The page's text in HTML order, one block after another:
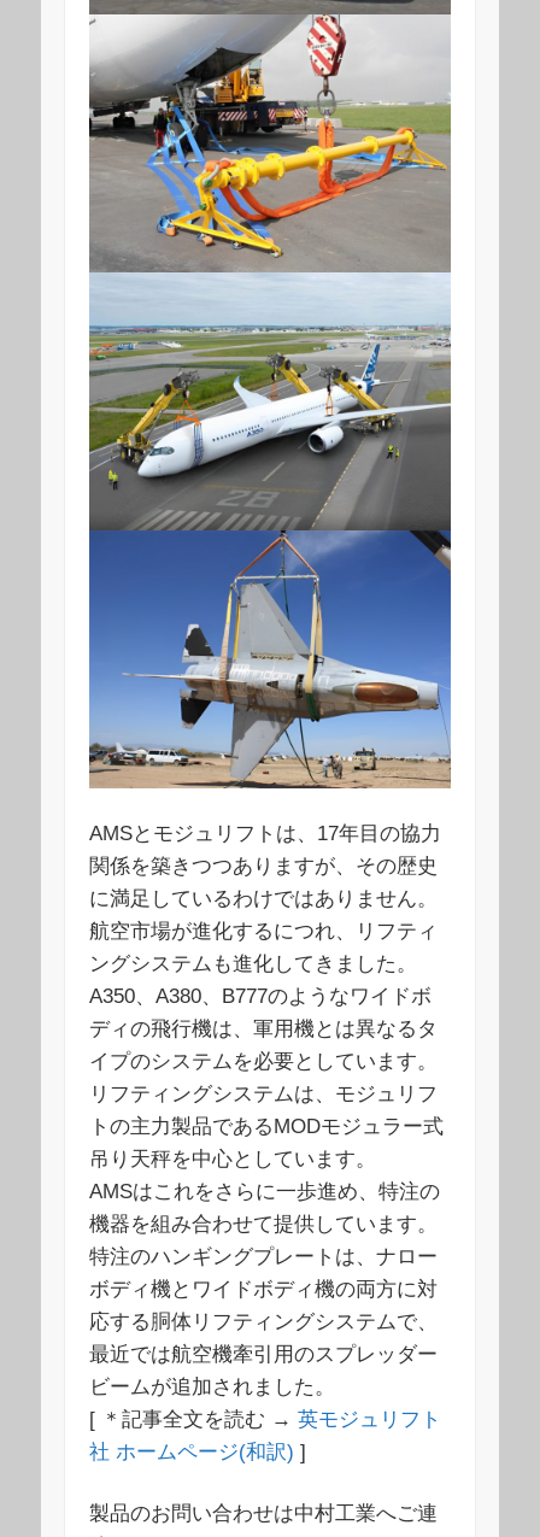
AMSとモジュリフトは、17年目の協力
関係を築きつつありますが、その歴史
に満足しているわけではありません。
航空市場が進化するにつれ、リフティ
ングシステムも進化してきました。
A350、A380、B777のようなワイドボ
ディの飛行機は、軍用機とは異なるタ
イプのシステムを必要としています。
リフティングシステムは、モジュリフ
トの主力製品であるMODモジュラー式
吊り天秤を中心としています。
AMSはこれをさらに一歩進め、特注の
機器を組み合わせて提供しています。
特注のハンギングプレートは、ナロー
ボディ機とワイドボディ機の両方に対
応する胴体リフティングシステムで、
最近では航空機牽引用のスプレッダー
ビームが追加されました。
[ ＊記事全文を読む → 英モジュリフト
社 ホームページ(和訳) ]
製品のお問い合わせは中村工業へご連